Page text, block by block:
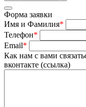
Форма заявки
Имя и Фамилия*
Телефон*
Email*
Как нам с вами
вконтакте (ссылка)